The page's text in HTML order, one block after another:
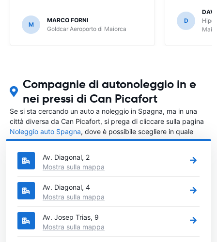
M
MARCO FORNI
Goldcar Aeroporto di Maiorca
liscio.
bene
D
Compagnie di autonoleggio in e
nei pressi di Can Picafort
Se si sta cercando un auto a noleggio in Spagna, ma in una
città diversa da Can Picafort, si prega di cliccare sulla pagina
Noleggio auto Spagna, dove è possibile scegliere in quale
città in Spagna si vuole noleggiare l'auto.
Av. Diagonal, 2
Mostra sulla mappa
Av. Diagonal, 4
Mostra sulla mappa
Av. Josep Trias, 9
Mostra sulla mappa